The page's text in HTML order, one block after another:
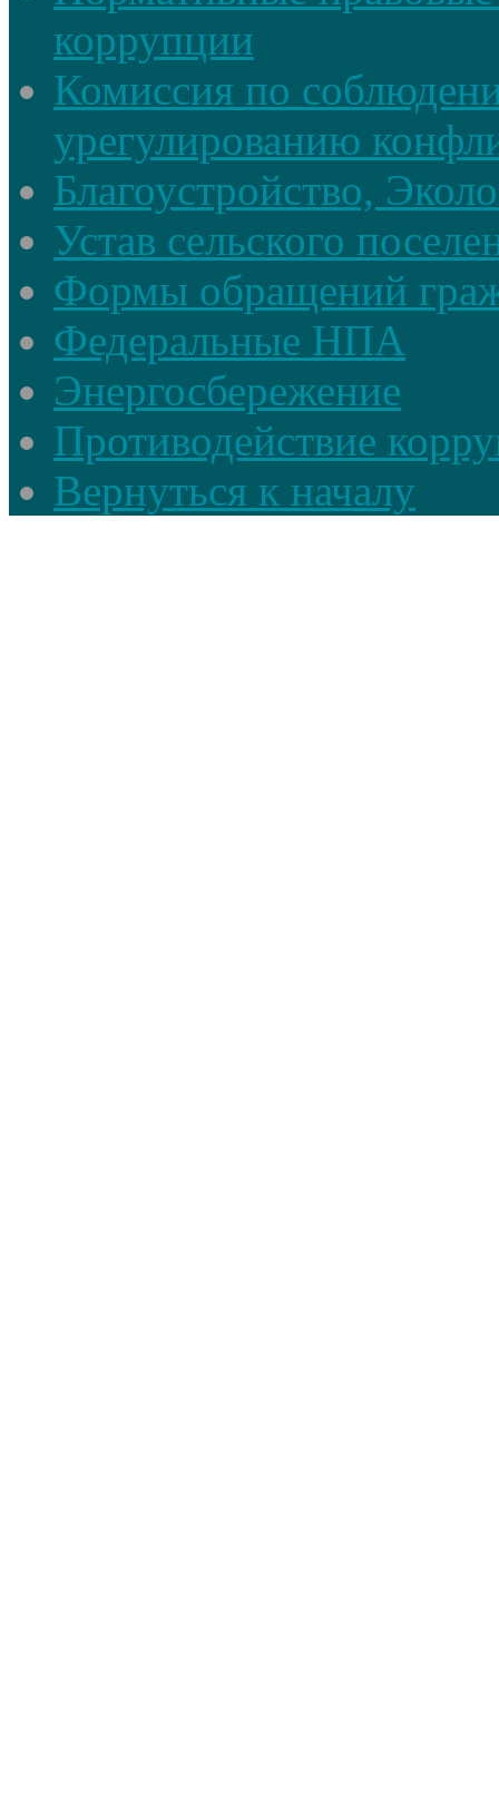
коррупции
Комиссия по
урегулированию
Благоустройство,
Устав сельского
Формы обращений
Федеральные НПА
Энергосбережение
Противодействие
Вернуться к началу